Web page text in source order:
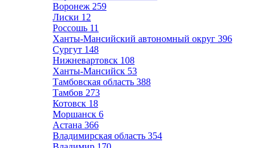
Воронеж 259
Лиски 12
Россошь 11
Ханты-Мансийский автономный округ 396
Сургут 148
Нижневартовск 108
Ханты-Мансийск 53
Тамбовская область 388
Тамбов 273
Котовск 18
Моршанск 6
Астана 366
Владимирская область 354